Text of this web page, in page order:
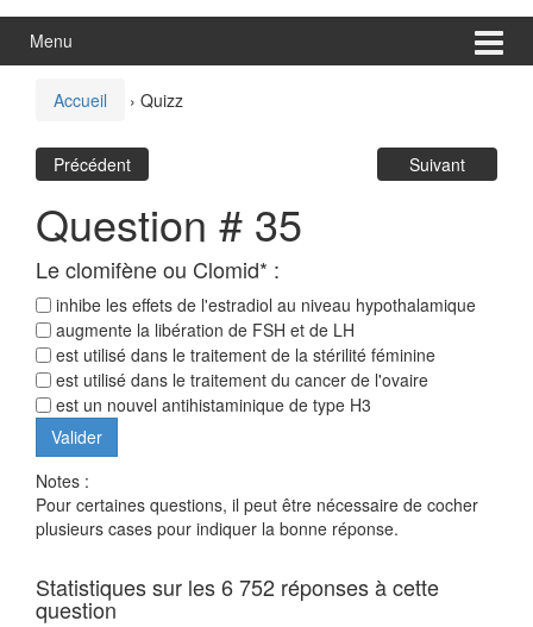
Menu
Accueil › Quizz
Précédent Suivant
Question # 35
Le clomifène ou Clomid* :
inhibe les effets de l'estradiol au niveau hypothalamique
augmente la libération de FSH et de LH
est utilisé dans le traitement de la stérilité féminine
est utilisé dans le traitement du cancer de l'ovaire
est un nouvel antihistaminique de type H3
Notes :
Pour certaines questions, il peut être nécessaire de cocher
plusieurs cases pour indiquer la bonne réponse.
Statistiques sur les 6 752 réponses à cette
question